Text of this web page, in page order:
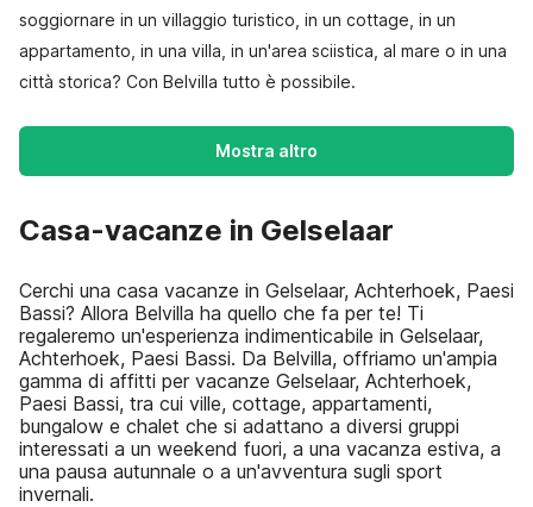
soggiornare in un villaggio turistico, in un cottage, in un
appartamento, in una villa, in un'area sciistica, al mare o in una
città storica? Con Belvilla tutto è possibile.
Mostra altro
Casa-vacanze in Gelselaar
Cerchi una casa vacanze in Gelselaar, Achterhoek, Paesi
Bassi? Allora Belvilla ha quello che fa per te! Ti
regaleremo un'esperienza indimenticabile in Gelselaar,
Achterhoek, Paesi Bassi. Da Belvilla, offriamo un'ampia
gamma di affitti per vacanze Gelselaar, Achterhoek,
Paesi Bassi, tra cui ville, cottage, appartamenti,
bungalow e chalet che si adattano a diversi gruppi
interessati a un weekend fuori, a una vacanza estiva, a
una pausa autunnale o a un'avventura sugli sport
invernali.